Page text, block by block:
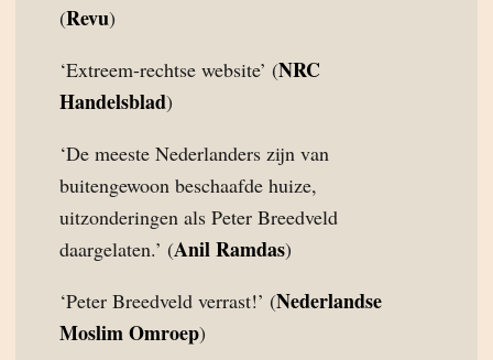
(Revu)
‘Extreem-rechtse website’ (NRC
Handelsblad)
‘De meeste Nederlanders zijn van
buitengewoon beschaafde huize,
uitzonderingen als Peter Breedveld
daargelaten.’ (Anil Ramdas)
‘Peter Breedveld verrast!’ (Nederlandse
Moslim Omroep)